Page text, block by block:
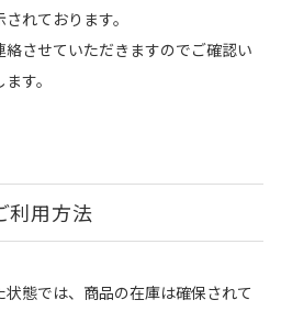
れております。
させていただきますのでご確認い
す。
利用方法
態では、商品の在庫は確保されて